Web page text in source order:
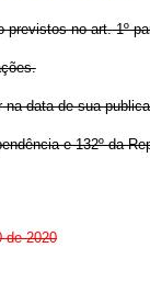
no art. 1º
data de sua
e 132º da
de 2020